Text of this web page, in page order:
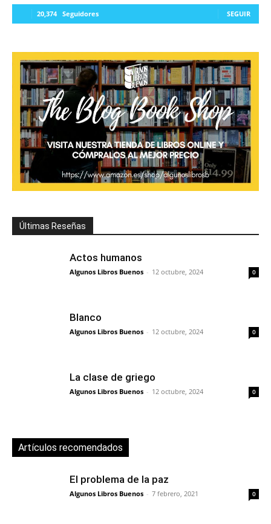
20,374 Seguidores SEGUIR
Últimas Reseñas
Actos humanos
Algunos Libros Buenos - 12 octubre, 2024 0
Blanco
Algunos Libros Buenos - 12 octubre, 2024 0
La clase de griego
Algunos Libros Buenos - 12 octubre, 2024 0
Artículos recomendados
El problema de la paz
Algunos Libros Buenos - 7 febrero, 2021 0